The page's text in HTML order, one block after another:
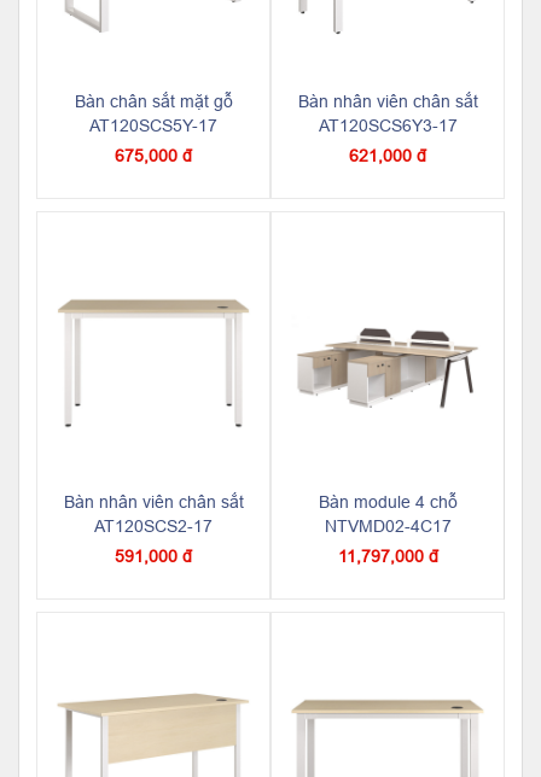
Bàn chân sắt mặt gỗ
AT120SCS5Y-17
675,000 đ
Bàn nhân viên chân sắt
AT120SCS6Y3-17
621,000 đ
Bàn nhân viên chân sắt
AT120SCS2-17
591,000 đ
Bàn module 4 chỗ
NTVMD02-4C17
11,797,000 đ